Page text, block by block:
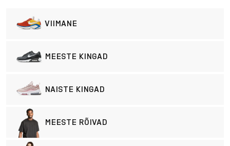
VIIMANE
MEESTE KINGAD
NAISTE KINGAD
MEESTE RÕIVAD